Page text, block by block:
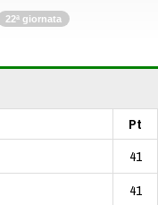
22ª giornata
Pt
41
41